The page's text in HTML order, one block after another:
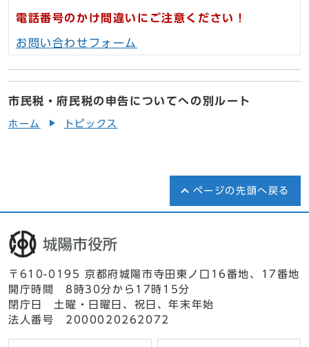
電話番号のかけ間違いにご注意ください！
お問い合わせフォーム
市民税・府民税の申告についてへの別ルート
ホーム トピックス
ページの先頭へ戻る
〒610-0195 京都府城陽市寺田東ノ口16番地、17番地
開庁時間 8時30分から17時15分
閉庁日 土曜・日曜日、祝日、年末年始
法人番号 2000020262072